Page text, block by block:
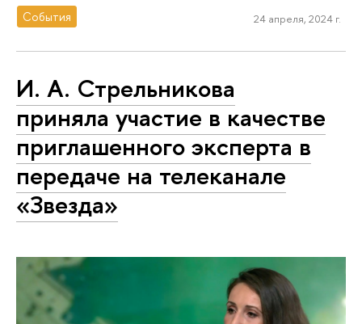
События 24 апреля, 2024 г.
И. А. Стрельникова
приняла участие в качестве
приглашенного эксперта в
передаче на телеканале
«Звезда»